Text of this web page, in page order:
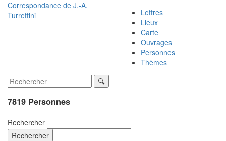
Correspondance de J.-A.
Turrettini
Lettres
Lieux
Carte
Ouvrages
Personnes
Thèmes
7819 Personnes
Rechercher
Rechercher